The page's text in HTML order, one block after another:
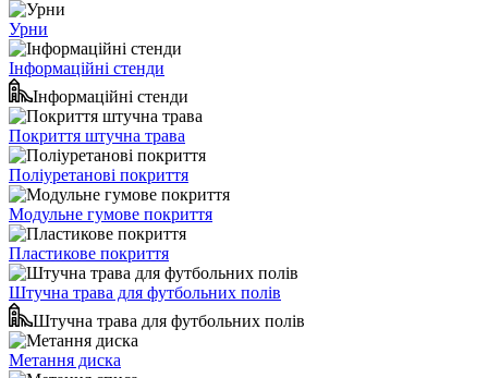
Урни
Інформаційні стенди
Інформаційні стенди
Покриття штучна трава
Поліуретанові покриття
Модульне гумове покриття
Пластикове покриття
Штучна трава для футбольних полів
Штучна трава для футбольних полів
Метання диска